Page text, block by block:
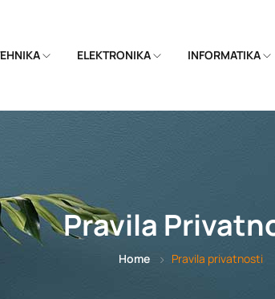
ELEKTRONIKA INFORMATIKA
Pravila
Home Pravila privatnosti